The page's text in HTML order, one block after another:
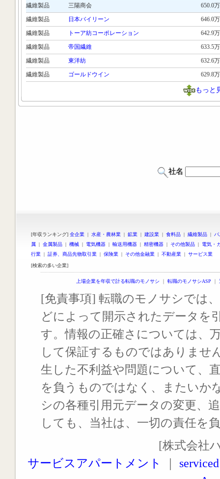
繊維製品
三陽商会
650.0万
繊維製品
日本バイリーン
646.0万
繊維製品
トーア紡コーポレーション
642.9万
繊維製品
帝国繊維
633.5万
繊維製品
東洋紡
632.6万
繊維製品
ゴールドウイン 629.8万
もっと
社名
[年収ランキング] 全企業 | 水産・農林業 | 鉱業 | 建設業 | 食料品 | 繊維製品 |
属 | 金属製品 | 機械 | 電気機器 | 輸送用機器 | 精密機器 | その他製品 | 電気・
行業 | 証券、商品先物取引業 | 保険業 | その他金融業 | 不動産業 | サービス業
[検索の多い企業]
上場企業を年収で計る転職のモノサシ ｜ 転職のモノサシASP ｜
[免責事項] 転職のモノサシでは
どによって開示されたデータを
す。情報の正確さについては、
して保証するものではありませ
生した不利益や問題について、
を負うものではなく、またいか
シの各種引用元データの変更、
しても、当社は、一切の責任を
[株式会社
サービスアパートメント